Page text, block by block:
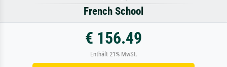
French School
€ 156.49
Enthält 21% MwSt.